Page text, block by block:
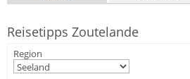
Reisetipps Zoutelande
Region